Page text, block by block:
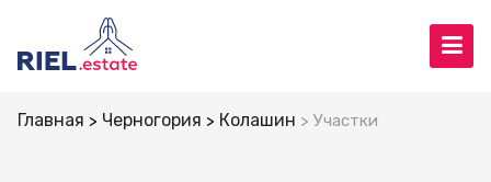
Главная Черногория Колашин Участки